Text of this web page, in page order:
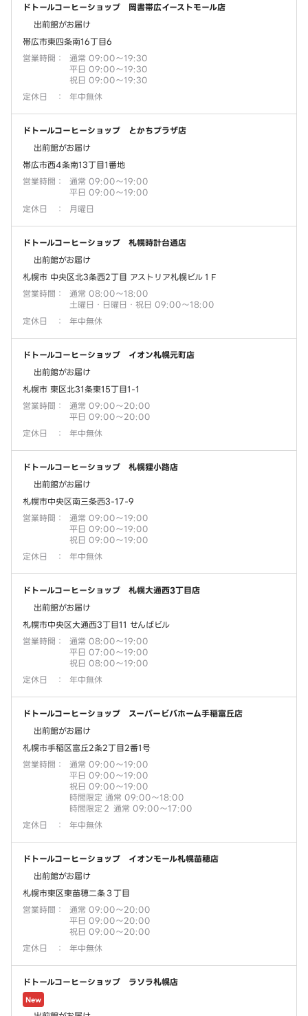
ドトールコーヒーショップ 岡書帯広イーストモール店
出前館がお届け
帯広市東四条南16丁目6
営業時間 ：
通常 09:00～19:30
平日 09:00～19:30
祝日 09:00～19:30
定休日
： 年中無休
ドトールコーヒーショップ とかちプラザ店
出前館がお届け
帯広市西4条南13丁目1番地
営業時間 ：
通常 09:00～19:00
平日 09:00～19:00
定休日
： 月曜日
ドトールコーヒーショップ 札幌時計台通店
出前館がお届け
札幌市 中央区北3条西2丁目 アストリア札幌ビル１F
営業時間 ：
通常 08:00～18:00
土曜日・日曜日・祝日 09:00～18:00
定休日
： 年中無休
ドトールコーヒーショップ イオン札幌元町店
出前館がお届け
札幌市 東区北31条東15丁目1-1
営業時間 ：
通常 09:00～20:00
平日 09:00～20:00
定休日
： 年中無休
ドトールコーヒーショップ 札幌狸小路店
出前館がお届け
札幌市中央区南三条西3-17-9
営業時間 ：
通常 09:00～19:00
平日 09:00～19:00
祝日 09:00～19:00
定休日
： 年中無休
ドトールコーヒーショップ 札幌大通西3丁目店
出前館がお届け
札幌市中央区大通西3丁目11 せんばビル
営業時間 ：
通常 08:00～19:00
平日 07:00～19:00
祝日 08:00～19:00
定休日
： 年中無休
ドトールコーヒーショップ スーパービバホーム手稲富丘店
出前館がお届け
札幌市手稲区富丘2条2丁目2番1号
営業時間 ：
通常 09:00～19:00
平日 09:00～19:00
祝日 09:00～19:00
時間限定 通常 09:00～18:00
時間限定２ 通常 09:00～17:00
定休日
： 年中無休
ドトールコーヒーショップ イオンモール札幌苗穂店
出前館がお届け
札幌市東区東苗穂二条３丁目
営業時間 ：
通常 09:00～20:00
平日 09:00～20:00
祝日 09:00～20:00
定休日
： 年中無休
ドトールコーヒーショップ ラソラ札幌店
New